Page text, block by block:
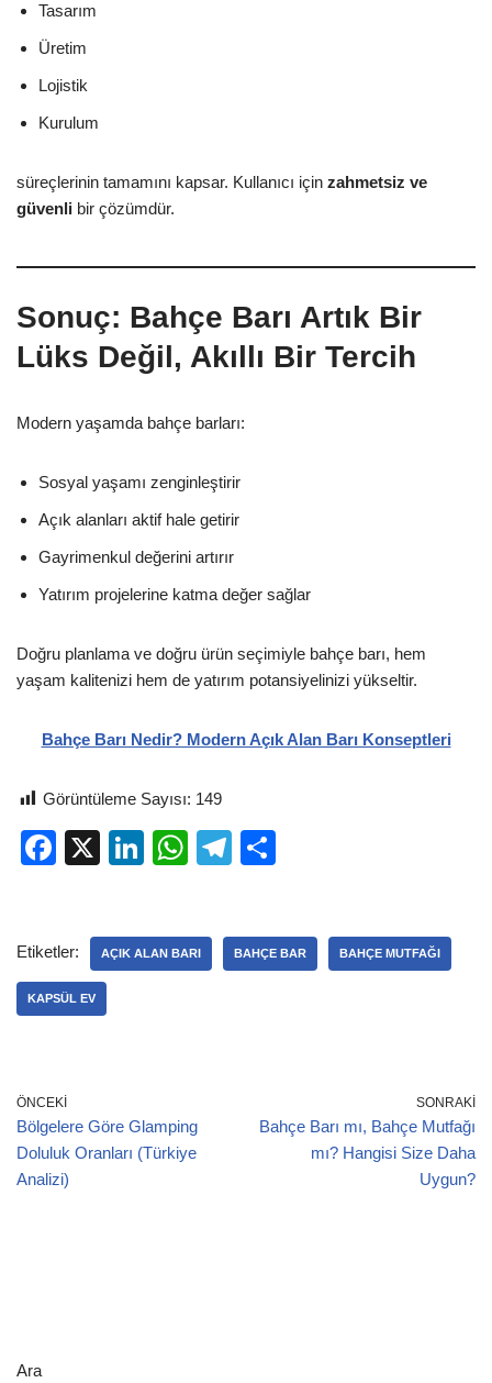
Tasarım
Üretim
Lojistik
Kurulum
süreçlerinin tamamını kapsar. Kullanıcı için zahmetsiz ve
güvenli bir çözümdür.
Sonuç: Bahçe Barı Artık Bir
Lüks Değil, Akıllı Bir Tercih
Modern yaşamda bahçe barları:
Sosyal yaşamı zenginleştirir
Açık alanları aktif hale getirir
Gayrimenkul değerini artırır
Yatırım projelerine katma değer sağlar
Doğru planlama ve doğru ürün seçimiyle bahçe barı, hem
yaşam kalitenizi hem de yatırım potansiyelinizi yükseltir.
Bahçe Barı Nedir? Modern Açık Alan Barı Konseptleri
Görüntüleme Sayısı: 149
F
e
b
o
k
X
Li
e
W
s
T
gr e
Etiketler: AÇIK ALAN BARI BAHÇE BAR BAHÇE MUTFAĞI
KAPSÜL EV
ÖNCEKI
Bölgelere Göre Glamping
Doluluk Oranları (Türkiye
Analizi)
SONRAKI
Bahçe Barı mı, Bahçe Mutfağı
mı? Hangisi Size Daha
Uygun?
Ara